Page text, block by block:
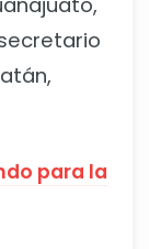
para la